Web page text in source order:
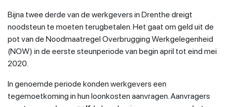
Bijna twee derde van de werkgevers in Drenthe dreigt
noodsteun te moeten terugbetalen. Het gaat om geld uit de
pot van de Noodmaatregel Overbrugging Werkgelegenheid
(NOW) in de eerste steunperiode van begin april tot eind mei
2020.
In genoemde periode konden werkgevers een
tegemoetkoming in hun loonkosten aanvragen. Aanvragers